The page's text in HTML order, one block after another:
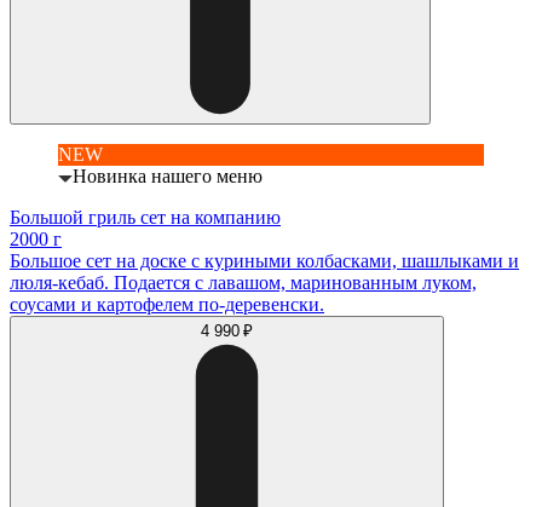
NEW
Новинка нашего меню
Большой гриль сет на компанию
2000 г
Большое сет на доске с куриными колбасками, шашлыками и
люля-кебаб. Подается с лавашом, маринованным луком,
соусами и картофелем по-деревенски.
4 990 ₽